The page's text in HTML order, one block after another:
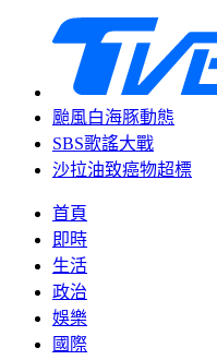
颱風白海豚動態
SBS歌謠大戰
沙拉油致癌物超標
首頁
即時
生活
政治
娛樂
國際